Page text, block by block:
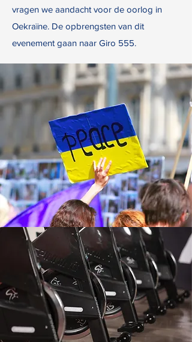
vragen we aandacht voor de oorlog in
Oekraïne. De opbrengsten van dit
evenement gaan naar Giro 555.